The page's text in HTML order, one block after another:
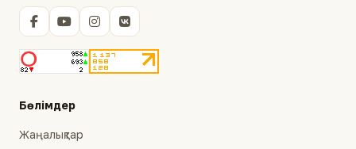
Бөлімдер
Жаңалықтар